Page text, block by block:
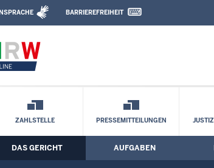
Hamm: Sitzungstermine
und
BARRIEREFREIHEIT
mit Volltext-Suche
ZAHLSTELLE PRESSEMITTEILUNGEN
DAS GERICHT AUFGABEN